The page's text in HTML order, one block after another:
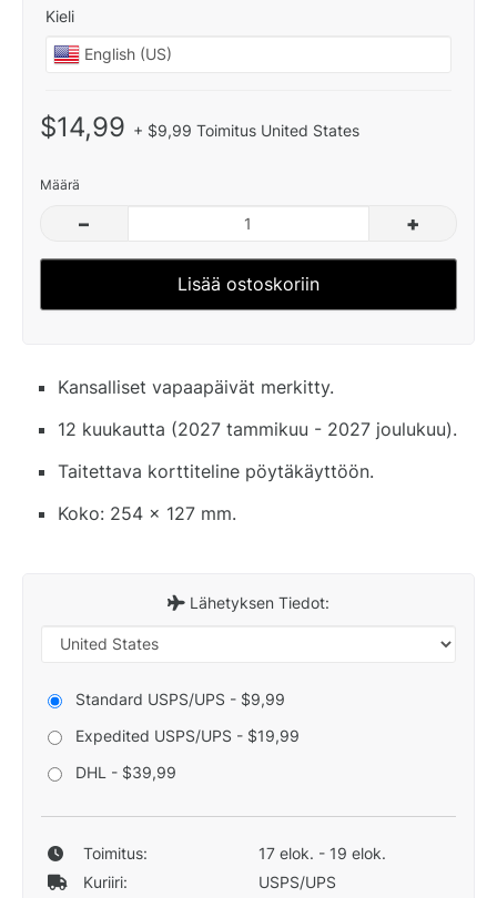
Kieli
$14,99 + $9,99 Toimitus United States
Määrä
– +
Lisää ostoskoriin
Kansalliset vapaapäivät merkitty.
12 kuukautta (2027 tammikuu - 2027 joulukuu).
Taitettava korttiteline pöytäkäyttöön.
Koko: 254 x 127 mm.
Lähetyksen Tiedot:
Standard USPS/UPS - $9,99
Expedited USPS/UPS - $19,99
DHL - $39,99
Toimitus:
17 elok. - 19 elok.
Kuriiri:
USPS/UPS